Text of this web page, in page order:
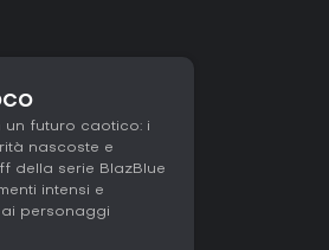
un futuro caotico: i
nascoste e
della serie BlazBlue
intensi e
personaggi